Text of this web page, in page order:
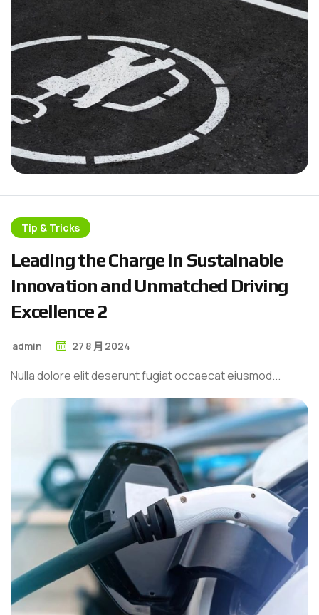
Tip & Tricks
LeadingtheCharge in Sustainable
Innovation and Unmatched Driving
Excellence 2
admin 27 8 月 2024
Nulla dolore elit deserunt fugiat occaecat eiusmod...